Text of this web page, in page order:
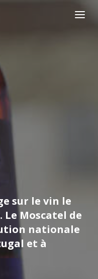
sur le vin le
Le Moscatel de
nationale
et à